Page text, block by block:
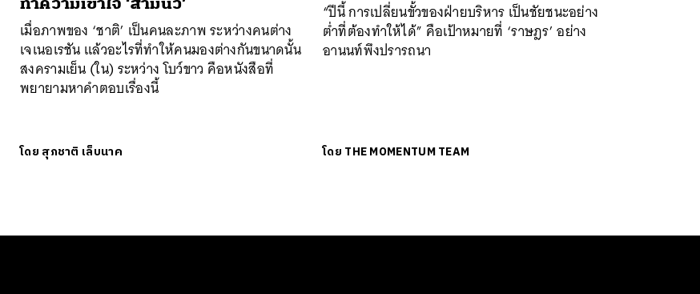
เมื่อภาพของ ‘ชาติ’ เป็นคนละภาพ ระหว่างคนต่าง
เจเนอเรชัน แล้วอะไรที่ทำให้คนมองต่างกันขนาดนั้น
สงครามเย็น (ใน) ระหว่าง โบว์ขาว คือหนังสือที่
พยายามหาคำตอบเรื่องนี้
โดย สุภชาติ เล็บนาค
“ปีนี้ การเปลี่ยนขั้วของฝ่ายบริหาร เป็นชัยชนะอย่าง
ต่ำที่ต้องทำให้ได้” คือเป้าหมายที่ ‘ราษฎร’ อย่าง
อานนท์พึงปรารถนา
โดย THE MOMENTUM TEAM